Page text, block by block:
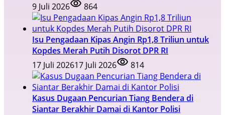
9 Juli 2026
864
Isu Pengadaan Kipas Angin Rp1,8 Triliun untuk
Kopdes Merah Putih Disorot DPR RI
17 Juli 202617 Juli 2026 814
Kasus Dugaan Pencurian Tiang Bendera di
Siantar Berakhir Damai di Kantor Polisi